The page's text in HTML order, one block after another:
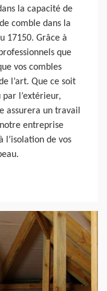
la capacité de
comble dans la
17150. Grâce à
que
vos combles
l’art. Que ce soit
l’extérieur,
assurera un travail
entreprise
l’isolation de vos